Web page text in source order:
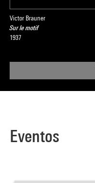
Victor Brauner
Sur le motif
1937
Eventos